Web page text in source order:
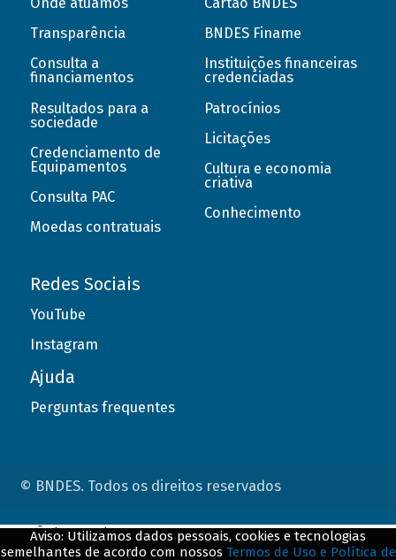
Transparência
Consulta a
financiamentos
Resultados para a
sociedade
Credenciamento de
Equipamentos
Consulta PAC
Moedas contratuais
BNDES Finame
Instituições financeiras
credenciadas
Patrocínios
Licitações
Cultura e economia
criativa
Conhecimento
Redes Sociais
YouTube
Instagram
Ajuda
Perguntas frequentes
© BNDES. Todos os direitos reservados
Aviso: Utilizamos dados pessoais, cookies e tecnologias
semelhantes de acordo com nossos Termos de Uso e Política de
ConteÃºdo complementar